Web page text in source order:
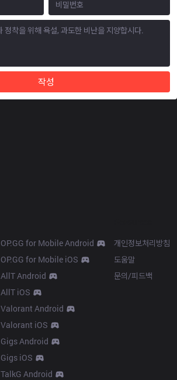
작성
OP.GG for Mobile Android
OP.GG for Mobile iOS
AllT Android
AllT iOS
Valorant Android
Valorant iOS
Gigs Android
Gigs iOS
TalkG Android
개인정보처리방침
도움말
문의/피드백